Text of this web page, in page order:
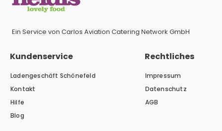
Ein Service von Carlos Aviation Catering Network GmbH
Kundenservice
Ladengeschäft Schönefeld
Kontakt
Hilfe
Blog
Rechtliches
Impressum
Datenschutz
AGB